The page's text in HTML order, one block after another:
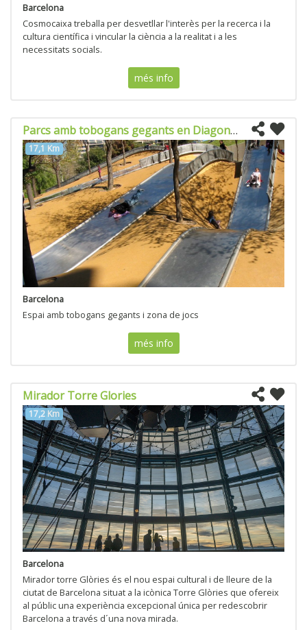
Barcelona
Cosmocaixa treballa per desvetllar l'interès per la recerca i la
cultura científica i vincular la ciència a la realitat i a les
necessitats socials.
més info
Parcs amb tobogans gegants en Diagonal Mar
17,1 Km
Barcelona
Espai amb tobogans gegants i zona de jocs
més info
Mirador Torre Glories
17,2 Km
Barcelona
Mirador torre Glòries és el nou espai cultural i de lleure de la
ciutat de Barcelona situat a la icònica Torre Glòries que ofereix
al públic una experiència excepcional única per redescobrir
Barcelona a través d´una nova mirada.